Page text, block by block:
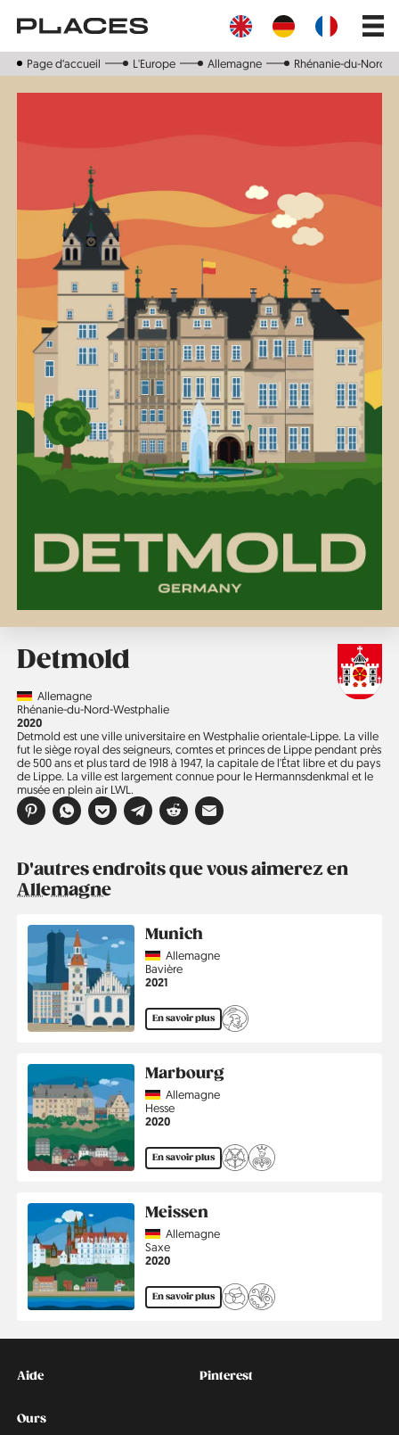
contenu
Main
Page d‘accueil L'Europe Allemagne Rhénanie-du-Nord-
Detmold
CountryAllemagne
Région
Rhénanie-du-Nord-Westphalie
Année
2020
Detmold est une ville universitaire en Westphalie orientale-Lippe. La ville
fut le siège royal des seigneurs, comtes et princes de Lippe pendant près
de 500 ans et plus tard de 1918 à 1947, la capitale de l'État libre et du pays
de Lippe. La ville est largement connue pour le Hermannsdenkmal et le
musée en plein air LWL.
D'autres endroits que vous aimerez en
Allemagne
Munich
CountryAllemagne
Région
Bavière
Année
2021
En savoir plus
Marbourg
CountryAllemagne
Région
Hesse
Année
2020
En savoir plus
Meissen
CountryAllemagne
Région
Saxe
Année
2020
En savoir plus
Kontakt
Aide
Ours
Social
Pinterest